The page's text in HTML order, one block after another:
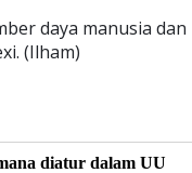
daya manusia dan
(Ilham)
diatur dalam UU